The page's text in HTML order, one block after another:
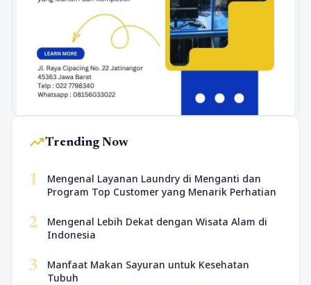
trending_upTrending Now
1
Mengenal Layanan Laundry di Menganti dan
Program Top Customer yang Menarik Perhatian
2
Mengenal Lebih Dekat dengan Wisata Alam di
Indonesia
3
Manfaat Makan Sayuran untuk Kesehatan
Tubuh